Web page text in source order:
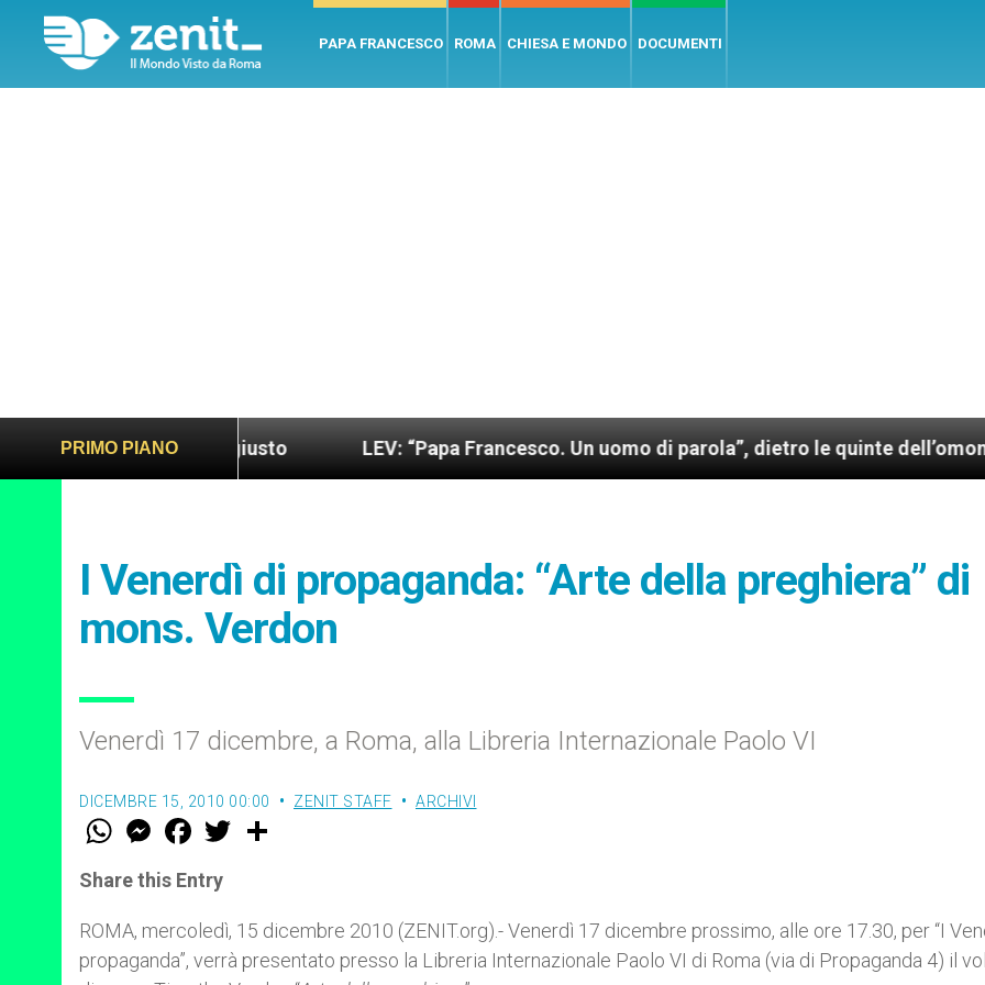
PAPA FRANCESCO ROMA CHIESA E MONDO DOCUMENTI
PRIMO PIANO
più sano e giusto LEV: “Papa Francesco. Un uomo di parola”, dietro le quinte dell’omonimo film di
I Venerdì di propaganda: “Arte della preghiera” di
mons. Verdon
Venerdì 17 dicembre, a Roma, alla Libreria Internazionale Paolo VI
DICEMBRE 15, 2010 00:00 ZENIT STAFF ARCHIVI
W
t
s
p
p
M
e
s
e
g
e
r
F
a
e
b
o
k
w
r
Share this Entry
ROMA, mercoledì, 15 dicembre 2010 (ZENIT.org).- Venerdì 17 dicembre prossimo, alle ore 17.30, per “I
propaganda”, verrà presentato presso la Libreria Internazionale Paolo VI di Roma (via di Propaganda 4) il